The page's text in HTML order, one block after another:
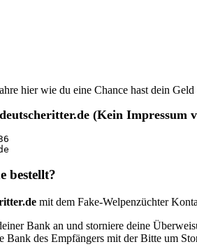
hier wie du eine Chance hast dein
(Kein
bestellt?
mit dem Fake-Welpenzüchter
Bank an und storniere deine
Bank des Empfängers mit der Bitte um